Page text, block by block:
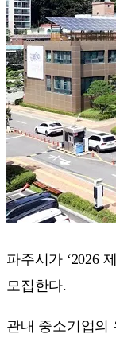
파주시가 ‘2026
모집한다.
관내 중소기업의